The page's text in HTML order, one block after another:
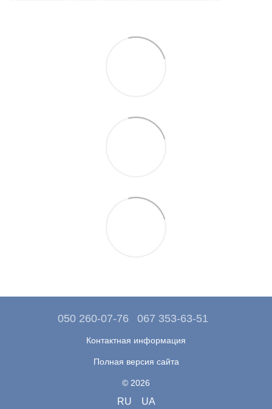
050 260-07-76 067 353-63-51
Контактная информация
Полная версия сайта
© 2026
RU UA